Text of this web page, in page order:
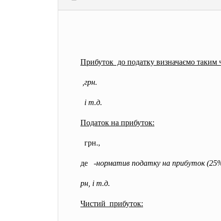
Прибуток до податку визначаємо таким
,грн.
і т.д.
Податок на прибуток:
грн.,
де -норматив податку на прибуток
рн, і т.д.
Чистий прибуток: